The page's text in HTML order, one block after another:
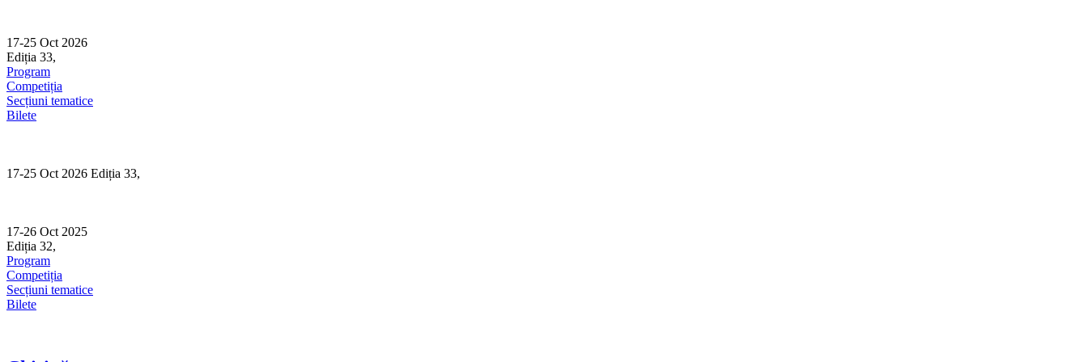
content
17-25 Oct 2026
Ediția 33,
Program
Competiția
Secțiuni tematice
Bilete
17-25 Oct 2026 Ediția 33,
17-26 Oct 2025
Ediția 32,
Program
Competiția
Secțiuni tematice
Bilete